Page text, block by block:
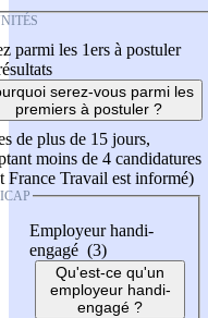
parmi les 1ers à postuler
serez-vous parmi les
premiers à postuler ?
de plus de 15 jours,
moins de 4 candidatures
France Travail est informé)
Employeur handi-
engagé (3)
Qu'est-ce qu'un
employeur handi-
engagé ?